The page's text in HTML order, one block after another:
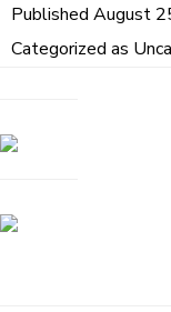
Published August
Categorized as